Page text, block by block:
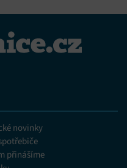
novinky
přinášíme